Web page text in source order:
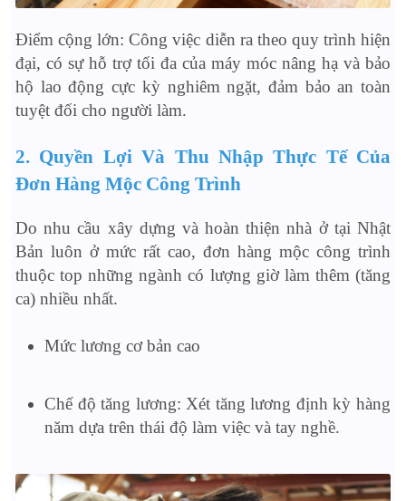
Điểm cộng lớn: Công việc diễn ra theo quy trình hiện
đại, có sự hỗ trợ tối đa của máy móc nâng hạ và bảo
hộ lao động cực kỳ nghiêm ngặt, đảm bảo an toàn
tuyệt đối cho người làm.
2. Quyền Lợi Và Thu Nhập Thực Tế Của
Đơn Hàng Mộc Công Trình
Do nhu cầu xây dựng và hoàn thiện nhà ở tại Nhật
Bản luôn ở mức rất cao, đơn hàng mộc công trình
thuộc top những ngành có lượng giờ làm thêm (tăng
ca) nhiều nhất.
Mức lương cơ bản cao
Chế độ tăng lương: Xét tăng lương định kỳ hàng
năm dựa trên thái độ làm việc và tay nghề.